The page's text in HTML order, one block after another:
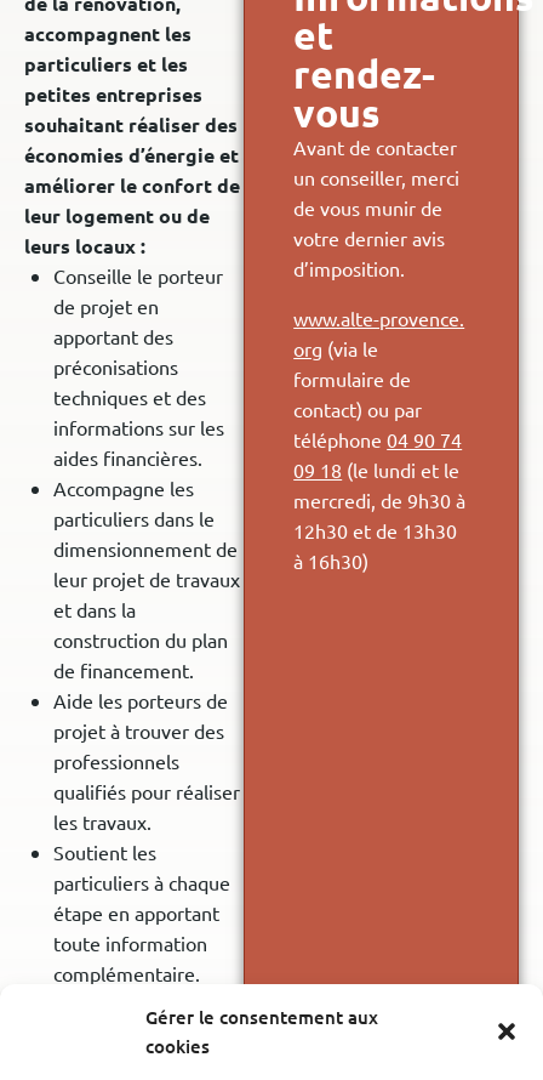
Gérer le consentement aux
cookies
accompagnent les
particuliers et les
petites entreprises
souhaitant réaliser des
économies d’énergie et
améliorer le confort de
leur logement ou de
leurs locaux :
Conseille le porteur
de projet en
apportant des
préconisations
techniques et des
informations sur les
aides financières.
Accompagne les
particuliers dans le
dimensionnement de
leur projet de travaux
et dans la
construction du plan
de financement.
Aide les porteurs de
projet à trouver des
professionnels
qualifiés pour réaliser
les travaux.
Soutient les
particuliers à chaque
étape en apportant
toute information
complémentaire.
Favorise la réduction
à long terme des
et
rendez-
vous
Avant de contacter
un conseiller, merci
de vous munir de
votre dernier avis
d’imposition.
www.alte-provence.
org (via le
formulaire de
contact) ou par
téléphone04 90 74
09 18 (le lundi et le
mercredi, de 9h30 à
12h30 et de 13h30
à 16h30)